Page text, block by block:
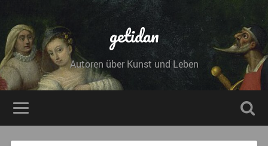
getidan
Autoren über Kunst und Leben